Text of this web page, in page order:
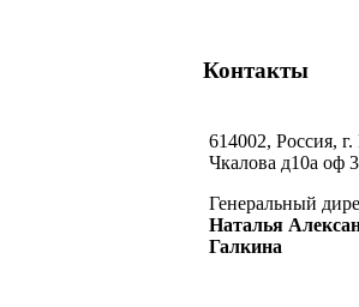
Контакты
614002, Россия,
Чкалова д10а оф 3
Генеральный
Наталья
Галкина